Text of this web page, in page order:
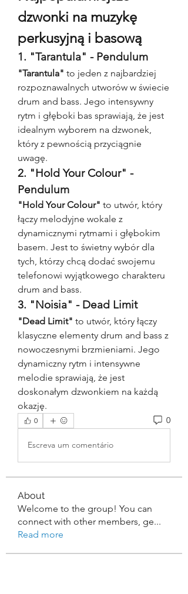
dzwonki na muzykę
perkusyjną i basową
1. "Tarantula" - Pendulum
"Tarantula" to jeden z najbardziej
rozpoznawalnych utworów w świecie
drum and bass. Jego intensywny
rytm i głęboki bas sprawiają, że jest
idealnym wyborem na dzwonek,
który z pewnością przyciągnie
uwagę.
2. "Hold Your Colour" -
Pendulum
"Hold Your Colour" to utwór, który
łączy melodyjne wokale z
dynamicznymi rytmami i głębokim
basem. Jest to świetny wybór dla
tych, którzy chcą dodać swojemu
telefonowi wyjątkowego charakteru
drum and bass.
3. "Noisia" - Dead Limit
"Dead Limit" to utwór, który łączy
klasyczne elementy drum and bass z
nowoczesnymi brzmieniami. Jego
dynamiczny rytm i intensywne
melodie sprawiają, że jest
doskonałym dzwonkiem na każdą
okazję.
0 0
Escreva um comentário
About
Welcome to the group! You can
connect with other members, ge...
Read more